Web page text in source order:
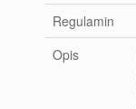
Regulamin
Opis